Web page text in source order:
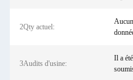
2Qty actuel:
3Audits d'usine:
Il a